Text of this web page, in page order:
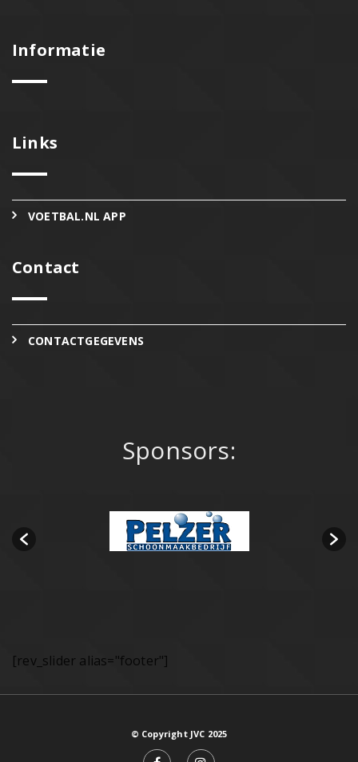
Informatie
Links
VOETBAL.NL APP
Contact
CONTACTGEGEVENS
Sponsors:
[rev_slider alias="footer"]
© Copyright JVC 2025